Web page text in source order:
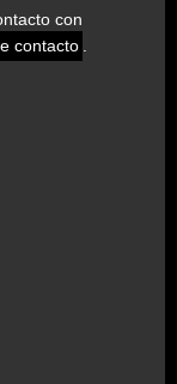
con
contacto .